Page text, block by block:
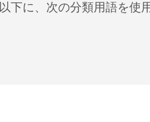
以下に、次の分類用語を使